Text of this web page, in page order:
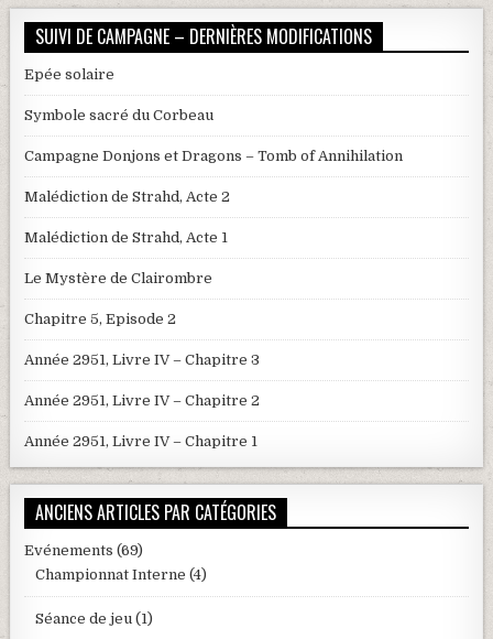
SUIVI DE CAMPAGNE – DERNIÈRES MODIFICATIONS
Epée solaire
Symbole sacré du Corbeau
Campagne Donjons et Dragons – Tomb of Annihilation
Malédiction de Strahd, Acte 2
Malédiction de Strahd, Acte 1
Le Mystère de Clairombre
Chapitre 5, Episode 2
Année 2951, Livre IV – Chapitre 3
Année 2951, Livre IV – Chapitre 2
Année 2951, Livre IV – Chapitre 1
ANCIENS ARTICLES PAR CATÉGORIES
Evénements (69)
Championnat Interne (4)
Séance de jeu (1)